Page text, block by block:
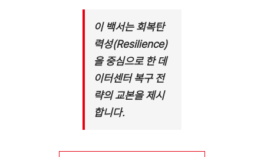
이 백서는 회복탄
력성(Resilience)
을 중심으로 한 데
이터센터 복구 전
략의 교본을 제시
합니다.